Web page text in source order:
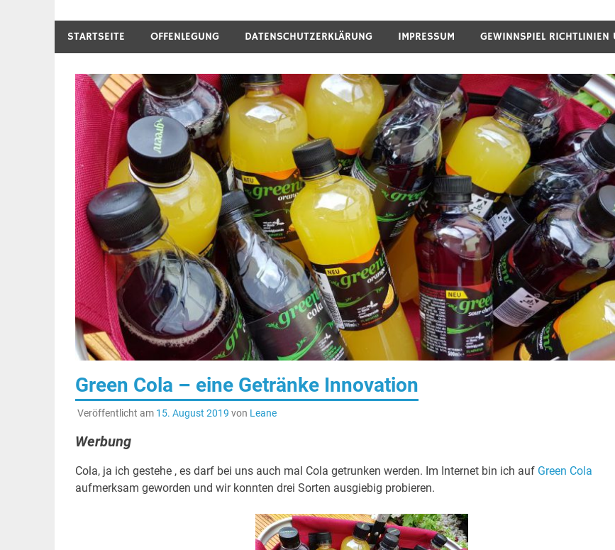
STARTSEITE OFFENLEGUNG DATENSCHUTZERKLÄRUNG IMPRESSUM GEWINNSPIEL RICHTLINIEN
Green Cola – eine Getränke Innovation
Veröffentlicht am 15. August 2019 von Leane
Werbung
Cola, ja ich gestehe , es darf bei uns auch mal Cola getrunken werden. Im Internet bin ich auf Green Cola
aufmerksam geworden und wir konnten drei Sorten ausgiebig probieren.